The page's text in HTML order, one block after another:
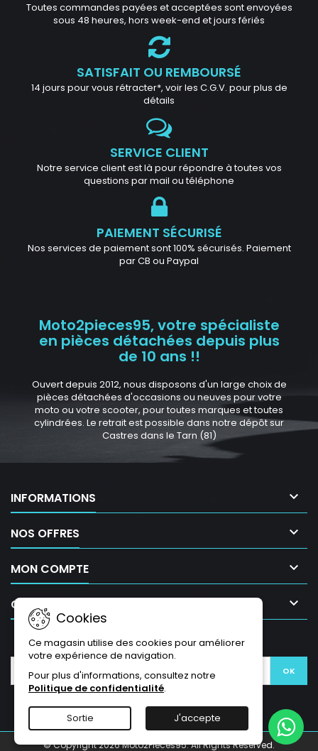
Toutes commandes payées et acceptées sont envoyées
sous 48 heures, hors week-end et jours fériés
SATISFAIT OU REMBOURSÉ
14 jours pour vous rétracter*, voir les C.G.V. pour plus de
détails
SERVICE CLIENT
Notre service client est là pour répondre à toutes vos
questions par mail ou téléphone
PAIEMENT SÉCURISÉ
Nos services de paiement sont 100% sécurisés. Paiement
par CB ou Paypal
Moto2pieces95, votre spécialiste
en pièces détachées depuis plus
de 10 ans !!
Ouvert depuis 2012, nous disposons d'un large choix de
pièces détachées d'occasions ou neuves pour votre
moto ou votre scooter, pour toutes marques et toutes
cylindrées. Le retrait est possible dans notre dépôt sur
Castres dans le Tarn (81)
INFORMATIONS 
NOS OFFRES 
MON COMPTE 
CONTACT 
Cookies
Ce magasin utilise des cookies pour améliorer
votre expérience de navigation.
Pour plus d'informations, consultez notre
Politique de confidentialité.
Sortie J'accepte
LETTRE D'INFORMATIONS
© Copyright 2026 Moto2Pièces95. All Rights Reserved.